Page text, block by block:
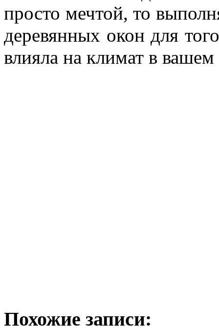
просто мечтой, то
деревянных окон для
влияла на климат в
Похожие записи: